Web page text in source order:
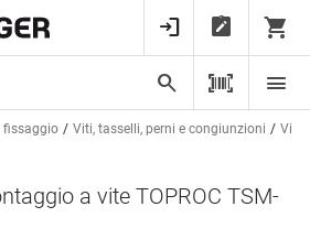
fissaggio Viti, tasselli, perni e congiunzioni Viti
a vite TOPROC TSM-